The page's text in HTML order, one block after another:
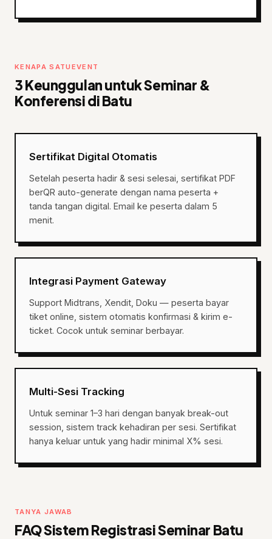
KENAPA SATUEVENT
3 Keunggulan untuk Seminar &
Konferensi di Batu
Sertifikat Digital Otomatis
Setelah peserta hadir & sesi selesai, sertifikat PDF
berQR auto-generate dengan nama peserta +
tanda tangan digital. Email ke peserta dalam 5
menit.
Integrasi Payment Gateway
Support Midtrans, Xendit, Doku — peserta bayar
tiket online, sistem otomatis konfirmasi & kirim e-
ticket. Cocok untuk seminar berbayar.
Multi-Sesi Tracking
Untuk seminar 1–3 hari dengan banyak break-out
session, sistem track kehadiran per sesi. Sertifikat
hanya keluar untuk yang hadir minimal X% sesi.
TANYA JAWAB
FAQ Sistem Registrasi Seminar Batu